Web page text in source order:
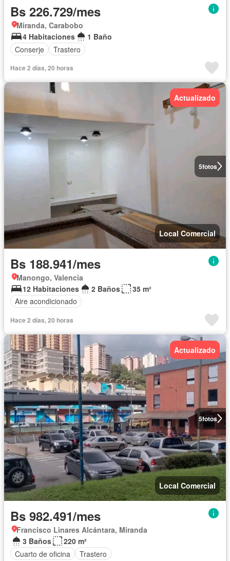
Bs 226.729/mes
Miranda, Carabobo
4 Habitaciones
1 Baño
Conserje
Trastero
Hace 2 días, 20 horas
5fotos
Actualizado
Local Comercial
Bs 188.941/mes
Manongo, Valencia
12 Habitaciones
2 Baños
35 m²
Aire acondicionado
Hace 2 días, 20 horas
5fotos
Actualizado
Local Comercial
Bs 982.491/mes
Francisco Linares Alcántara, Miranda
3 Baños
220 m²
Cuarto de oficina
Trastero